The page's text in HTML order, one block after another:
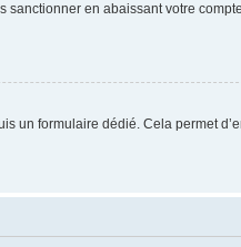
sanctionner en abaissant votre
un formulaire dédié. Cela permet